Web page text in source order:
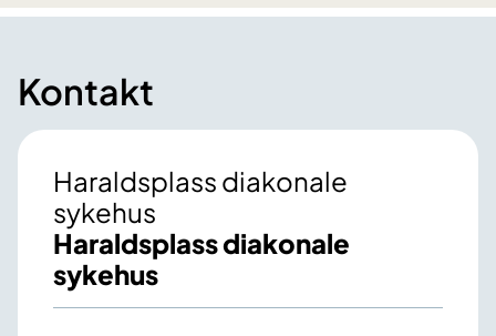
Kontakt
Haraldsplass diakonale
sykehus
Haraldsplass diakonale
sykehus